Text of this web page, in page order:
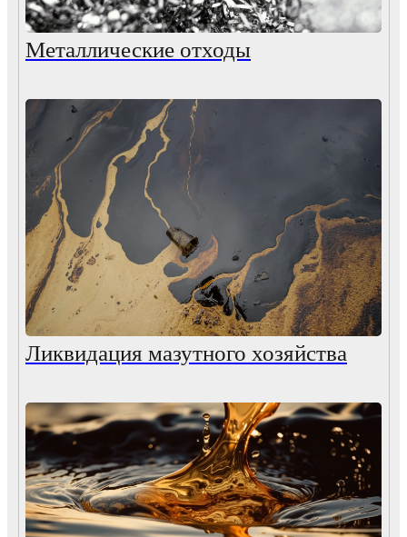
Металлические отходы
Ликвидация мазутного хозяйства